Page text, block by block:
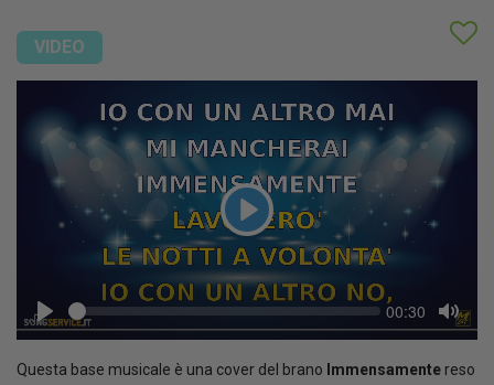
VIDEO
Play
Play
Seek Current
time
00:30
Mute
Questa base musicale è una cover del brano Immensamente reso